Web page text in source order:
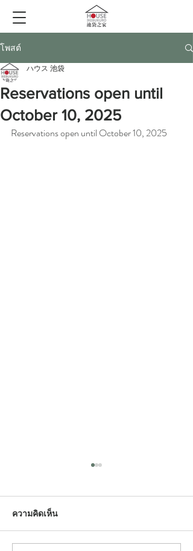
โพสต์
Reservations open until
October 10, 2025
ハウス 池袋
Reservations open until October 10, 2025
ความคิดเห็น